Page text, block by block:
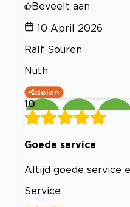
Beveelt aan
10 April 2026
Ralf Souren
Nuth
delen
10
Goede service
Altijd goede service
Service